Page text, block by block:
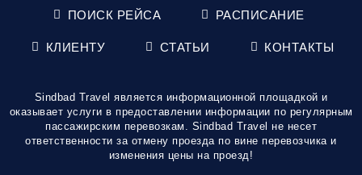
ПОИСК РЕЙСА РАСПИСАНИЕ
КЛИЕНТУ СТАТЬИ КОНТАКТЫ
Sindbad Travel является информационной площадкой и
оказывает услуги в предоставлении информации по регулярным
пассажирским перевозкам. Sindbad Travel не несет
ответственности за отмену проезда по вине перевозчика и
изменения цены на проезд!